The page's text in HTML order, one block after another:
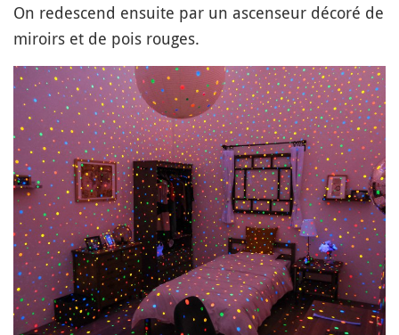
On redescend ensuite par un ascenseur décoré de
miroirs et de pois rouges.